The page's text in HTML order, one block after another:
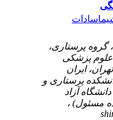
پرستاری،
پزشکی
ایران
پرستاری و
آزاد
مسئول) ،